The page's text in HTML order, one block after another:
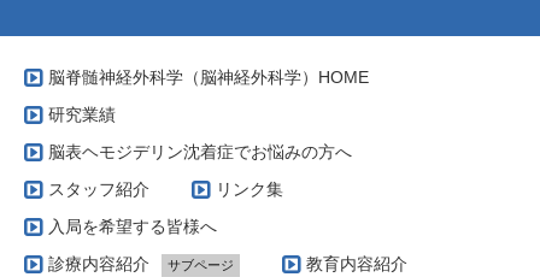
脳脊髄神経外科学（脳神経外科学）HOME
研究業績
脳表ヘモジデリン沈着症でお悩みの方へ
スタッフ紹介
リンク集
入局を希望する皆様へ
診療内容紹介
サブページ
教育内容紹介